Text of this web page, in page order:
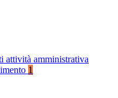
attività amministrativa
1